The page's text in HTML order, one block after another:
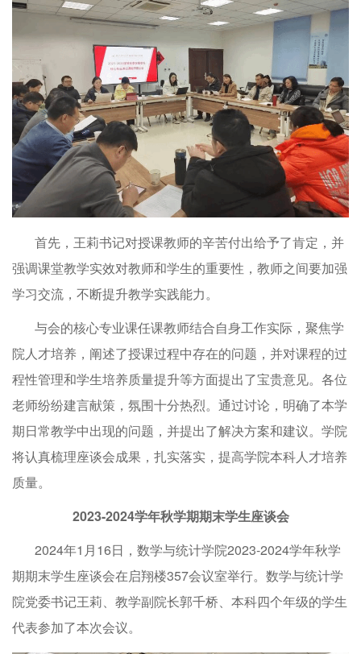
首先，王莉书记对授课教师的辛苦付出给予了肯定，并
强调课堂教学实效对教师和学生的重要性，教师之间要加强
学习交流，不断提升教学实践能力。
与会的核心专业课任课教师结合自身工作实际，聚焦学
院人才培养，阐述了授课过程中存在的问题，并对课程的过
程性管理和学生培养质量提升等方面提出了宝贵意见。各位
老师纷纷建言献策，氛围十分热烈。通过讨论，明确了本学
期日常教学中出现的问题，并提出了解决方案和建议。学院
将认真梳理座谈会成果，扎实落实，提高学院本科人才培养
质量。
2023-2024学年秋学期期末学生座谈会
2024年1月16日，数学与统计学院2023-2024学年秋学
期期末学生座谈会在启翔楼357会议室举行。数学与统计学
院党委书记王莉、教学副院长郭千桥、本科四个年级的学生
代表参加了本次会议。